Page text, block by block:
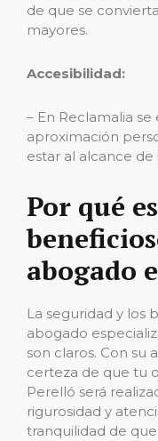
de que se
mayores.
Accesibilidad:
– En Reclamalia
aproximación
estar al alcance de
Por qué
abogado
La seguridad y los
abogado
son claros. Con su
certeza de que tu
Perelló será
rigurosidad y
tranquilidad de